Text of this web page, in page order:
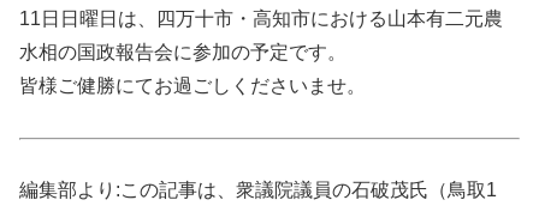
11日日曜日は、四万十市・高知市における山本有二元農
水相の国政報告会に参加の予定です。
皆様ご健勝にてお過ごしくださいませ。
編集部より:この記事は、衆議院議員の石破茂氏（鳥取1